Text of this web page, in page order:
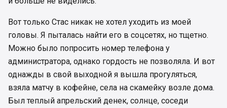
Вот только Стас никак не хотел уходить из моей
головы. Я пыталась найти его в соцсетях, но тщетно.
Можно было попросить номер телефона у
администратора, однако гордость не позволяла. И вот
однажды в свой выходной я вышла прогуляться,
взяла матчу в кофейне, села на скамейку возле дома.
Был теплый апрельский денек, солнце, соседи